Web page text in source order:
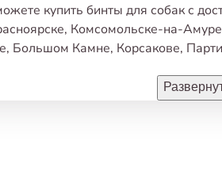
купить бинты для собак с
, Комсомольске-на-Амуре
, Большом Камне, Корсакове,
из любого нашего зоомагазина в
цены самыми низкими на